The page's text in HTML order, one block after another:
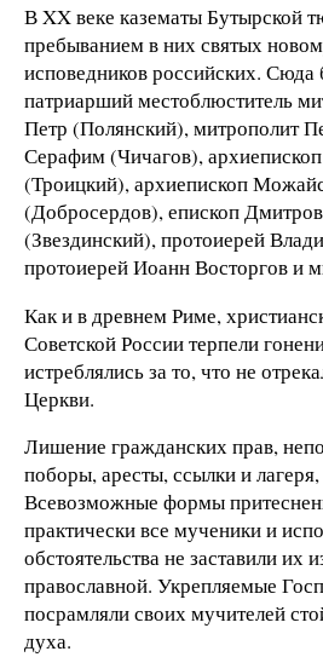
В XX веке казематы Бутырской
пребыванием в них святых
исповедников российских.
патриарший местоблюститель
Петр (Полянский), митрополит
Серафим (Чичагов),
(Троицкий), архиепископ
(Добросердов), епископ
(Звездинский), протоиерей
протоиерей Иоанн Восторгов и
Как и в древнем Риме,
Советской России терпели
истреблялись за то, что не
Церкви.
Лишение гражданских прав,
поборы, аресты, ссылки и
Всевозможные формы
практически все мученики и
обстоятельства не заставили их
православной. Укрепляемые
посрамляли своих мучителей
духа.